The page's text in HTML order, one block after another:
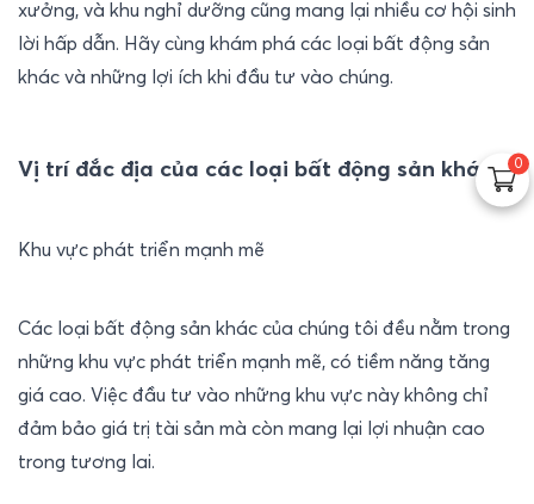
0
xưởng, và khu nghỉ dưỡng cũng mang lại nhiều cơ hội sinh
lời hấp dẫn. Hãy cùng khám phá các loại bất động sản
khác và những lợi ích khi đầu tư vào chúng.
Vị trí đắc địa của các loại bất động sản khác
Khu vực phát triển mạnh mẽ
Các loại bất động sản khác của chúng tôi đều nằm trong
những khu vực phát triển mạnh mẽ, có tiềm năng tăng
giá cao. Việc đầu tư vào những khu vực này không chỉ
đảm bảo giá trị tài sản mà còn mang lại lợi nhuận cao
trong tương lai.